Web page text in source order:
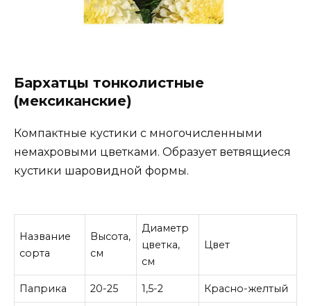
Бархатцы тонколистные
(мексиканские)
Компактные кустики с многочисленными
немахровыми цветками. Образует ветвящиеся
кустики шаровидной формы.
Название
сорта
Высота,
см
Диаметр
цветка,
см
Цвет
Паприка 20-25 1,5-2 Красно-желтый